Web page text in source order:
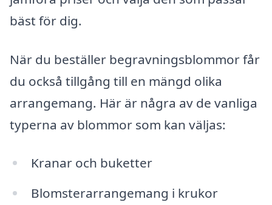
bäst för dig.
När du beställer begravningsblommor får
du också tillgång till en mängd olika
arrangemang. Här är några av de vanliga
typerna av blommor som kan väljas:
Kranar och buketter
Blomsterarrangemang i krukor